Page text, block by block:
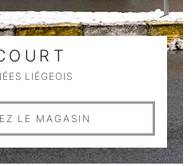
LIÉGEOIS
LE MAGASIN